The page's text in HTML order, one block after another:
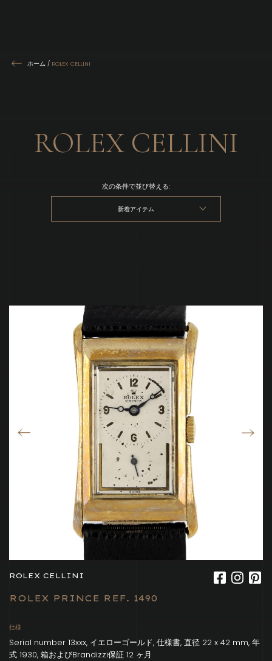
ホーム / ROLEX CELLINI
ROLEX CELLINI
次の条件で並び替える:
新着アイテム
ROLEX CELLINI
ROLEX PRINCE REF. 1490
仕様
Serial number 13xxx, イエローゴールド, 仕様書, 直径 22 x 42 mm, 年
式 1930, 箱およびBrandizzi保証 12 ヶ月